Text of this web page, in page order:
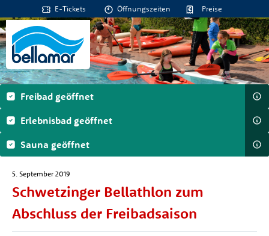
E-Tickets Öffnungszeiten Preise
Freibad geöffnet
Erlebnisbad geöffnet
Sauna geöffnet
5. September 2019
Schwetzinger Bellathlon zum
Abschluss der Freibadsaison